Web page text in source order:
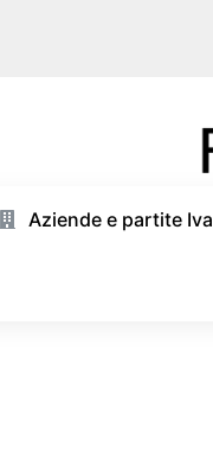
Aziende e partite Iva